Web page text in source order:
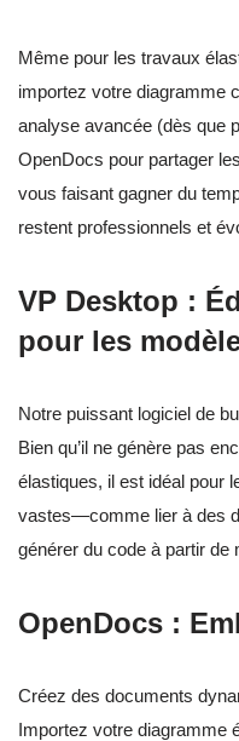
Même pour les travaux
importez votre diagramme
analyse avancée (dès que
OpenDocs pour partager
vous faisant gagner du
restent professionnels et
VP Desktop :
pour les
Notre puissant logiciel de
Bien qu’il ne génère pas
élastiques, il est idéal pour
vastes—comme lier à des
générer du code à partir de
OpenDocs :
Créez des documents
Importez votre diagramme